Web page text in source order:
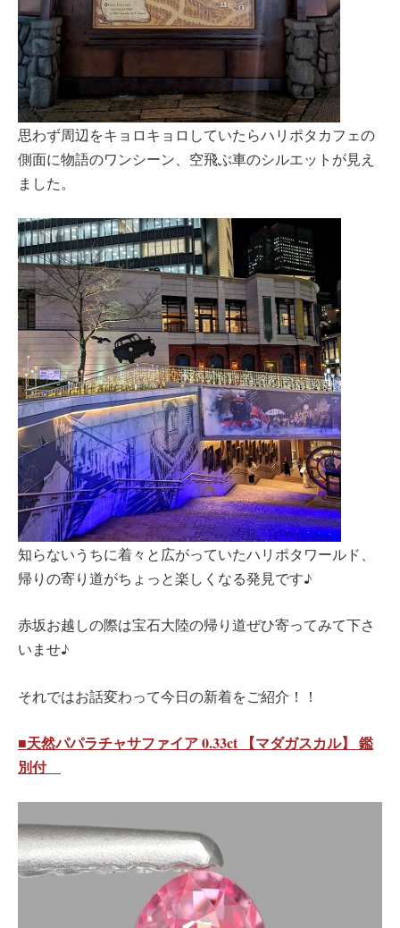
思わず周辺をキョロキョロしていたらハリポタカフェの
側面に物語のワンシーン、空飛ぶ車のシルエットが見え
ました。
知らないうちに着々と広がっていたハリポタワールド、
帰りの寄り道がちょっと楽しくなる発見です♪
赤坂お越しの際は宝石大陸の帰り道ぜひ寄ってみて下さ
いませ♪
それではお話変わって今日の新着をご紹介！！
■天然パパラチャサファイア 0.33ct 【マダガスカル】 鑑
別付